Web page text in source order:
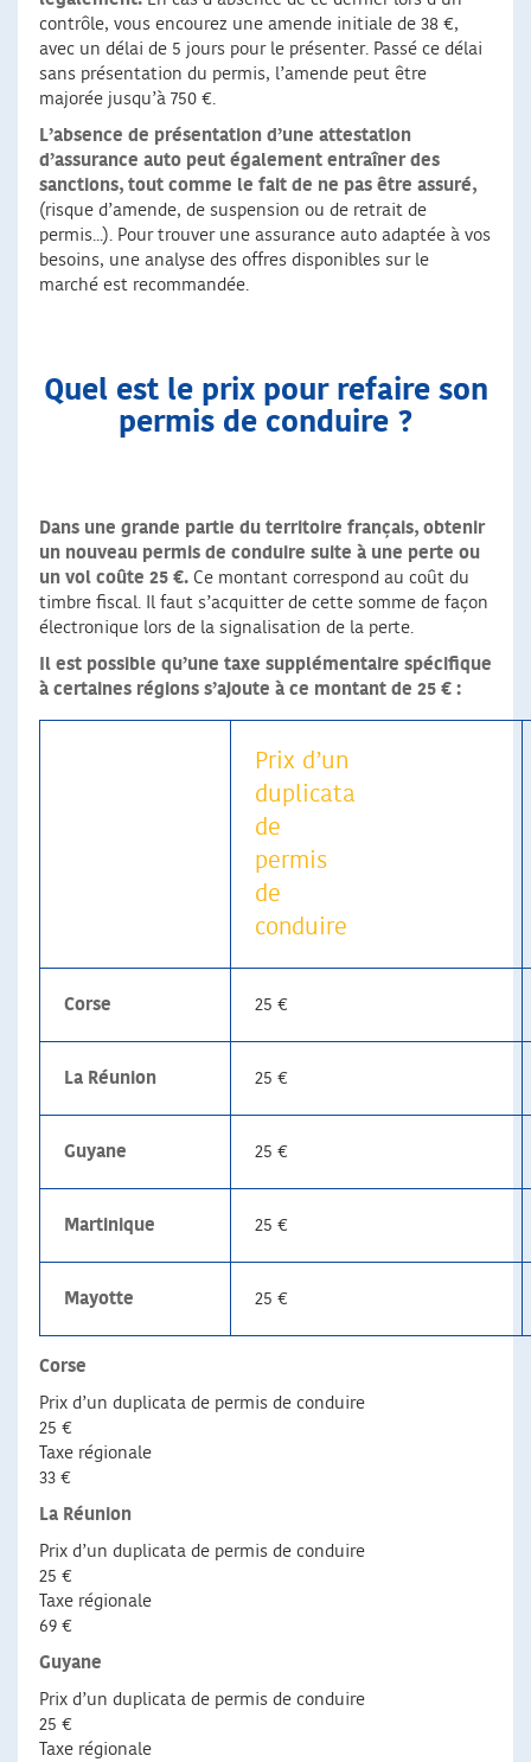
contrôle, vous encourez une amende initiale de 38 €,
avec un délai de 5 jours pour le présenter. Passé ce délai
sans présentation du permis, l’amende peut être
majorée jusqu’à 750 €.
L’absence de présentation d’une attestation
d’assurance auto peut également entraîner des
sanctions, tout comme le fait de ne pas être assuré,
(risque d’amende, de suspension ou de retrait de
permis...). Pour trouver une assurance auto adaptée à vos
besoins, une analyse des offres disponibles sur le
marché est recommandée.
Quel est le prix pour refaire son
permis de conduire ?
Dans une grande partie du territoire français, obtenir
un nouveau permis de conduire suite à une perte ou
un vol coûte 25 €. Ce montant correspond au coût du
timbre fiscal. Il faut s’acquitter de cette somme de façon
électronique lors de la signalisation de la perte.
Il est possible qu’une taxe supplémentaire spécifique
à certaines régions s’ajoute à ce montant de 25 € :
Prix d’un
duplicata
de
permis
de
conduire
Corse 25 €
La Réunion 25 €
Guyane 25 €
Martinique 25 €
Mayotte 25 €
Corse
Prix d’un duplicata de permis de conduire
25 €
Taxe régionale
33 €
La Réunion
Prix d’un duplicata de permis de conduire
25 €
Taxe régionale
69 €
Guyane
Prix d’un duplicata de permis de conduire
25 €
Taxe régionale